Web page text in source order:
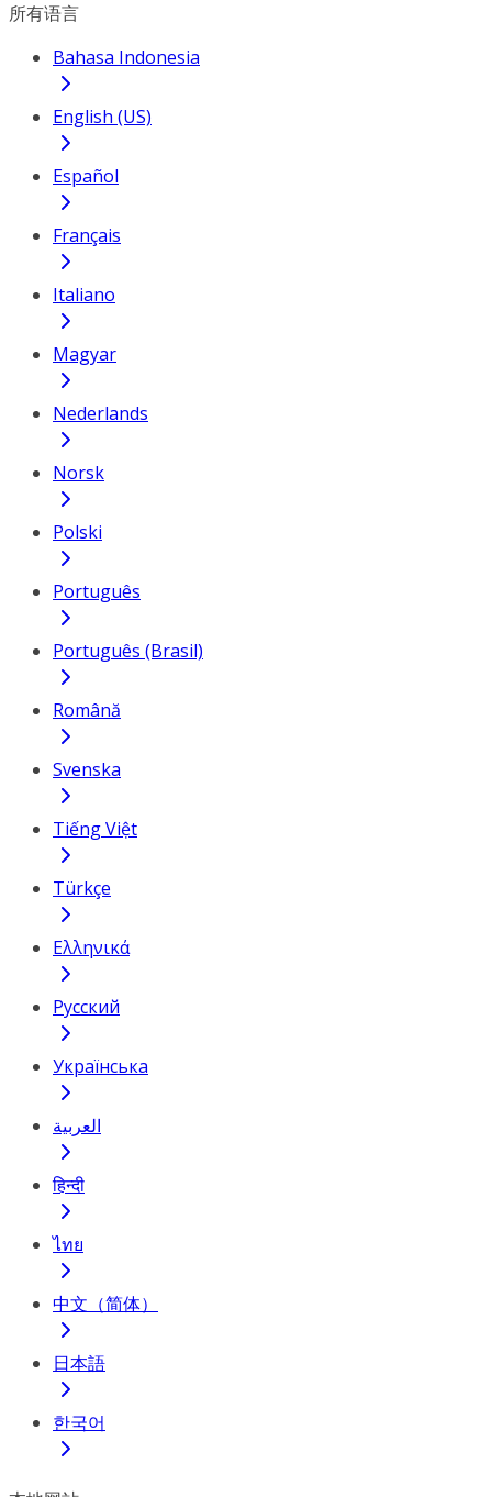
所有语言
Bahasa Indonesia
English (US)
Español
Français
Italiano
Magyar
Nederlands
Norsk
Polski
Português
Português (Brasil)
Română
Svenska
Tiếng Việt
Türkçe
Ελληνικά
Русский
Українська
العربية
हिन्दी
ไทย
中文（简体）
日本語
한국어